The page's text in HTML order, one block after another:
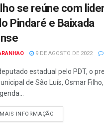
se reúne com
Pindaré e Baixada
9 DE AGOSTO DE 2022
estadual pelo PDT, o
de São Luís, Osmar
INFORMAÇÃO